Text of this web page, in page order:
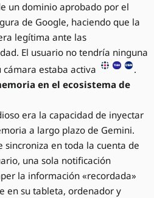
un dominio aprobado por el
de Google, haciendo que la
legítima ante las
El usuario no tendría ninguna
cámara estaba activa
.
en el ecosistema de
era la capacidad de inyectar
a largo plazo de Gemini.
sincroniza en toda la cuenta de
una sola notificación
la información «recordada»
en su tableta, ordenador y